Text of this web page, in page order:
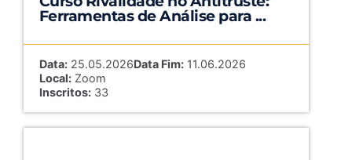
Ferramentas de Análise para ...
Data:25.05.2026Data Fim:11.06.2026
Local:Zoom
Inscritos:33